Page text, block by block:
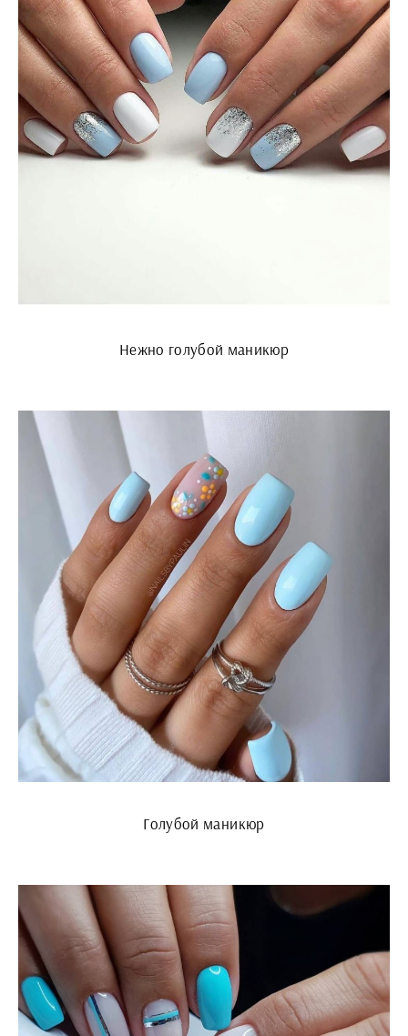
Нежно голубой маникюр
Голубой маникюр